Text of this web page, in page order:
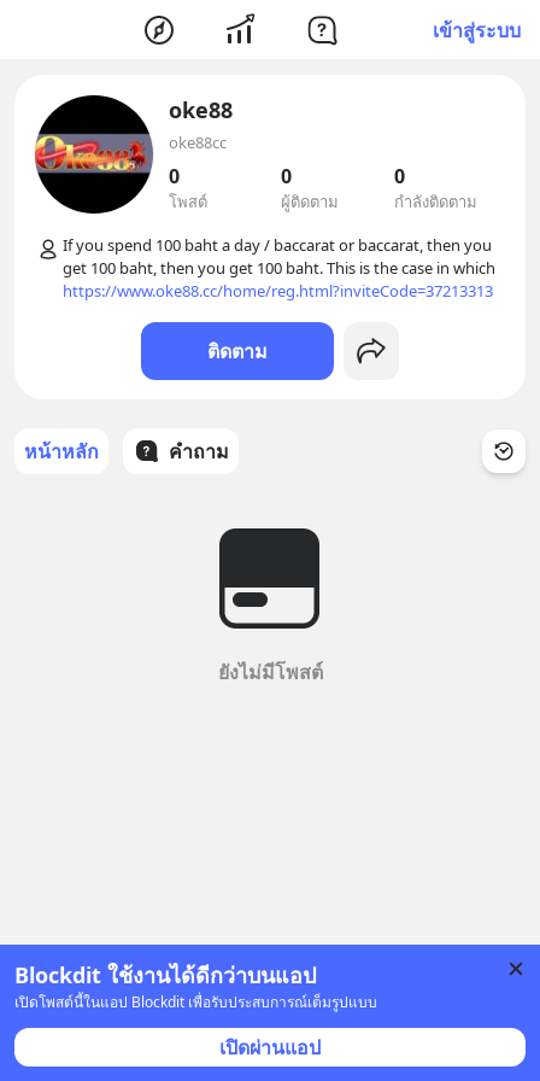
เข้าสู่ระบบ
Blockdit ใช้งานได้ดีกว่าบนแอป
เปิดโพสต์นี้ในแอป Blockdit เพื่อรับประสบการณ์เต็มรูปแบบ
เปิดผ่านแอป
oke88
oke88cc
0
โพสต์
0
ผู้ติดตาม
0
กำลังติดตาม
If you spend 100 baht a day / baccarat or baccarat, then you
https://www.oke88.cc/home/reg.html?inviteCode=37213313
ติดตาม
หน้าหลัก คำถาม
ยังไม่มีโพสต์